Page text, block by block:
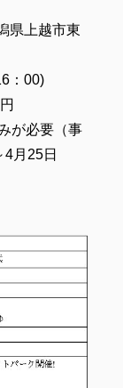
県上越市東
：00)
が必要（事
月25日